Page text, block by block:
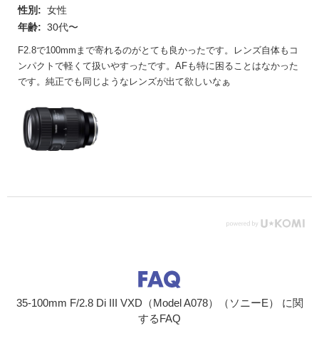
性別: 女性
年齢: 30代〜
F2.8で100mmまで寄れるのがとても良かったです。レンズ自体もコ
ンパクトで軽くて扱いやすったです。AFも特に困ることはなかった
です。純正でも同じようなレンズが出て欲しいなぁ
35-100mm F/2.8 Di III VXD（Model A078）（ソニーE） に関
するFAQ